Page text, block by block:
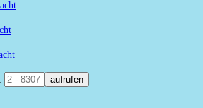
aufrufen